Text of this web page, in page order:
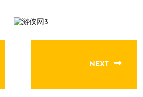
NEXT
post: